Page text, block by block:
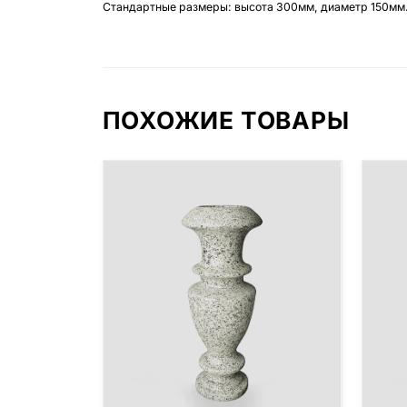
Стандартные размеры: высота 300мм, диаметр
ПОХОЖИЕ ТОВАРЫ